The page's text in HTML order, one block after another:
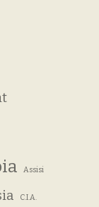
Assisi
C.I.A.